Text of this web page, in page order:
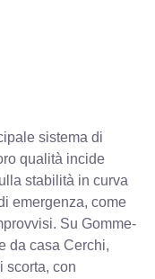
sistema di
qualità incide
stabilità in curva
emergenza, come
Su Gomme-
da casa Cerchi,
scorta, con